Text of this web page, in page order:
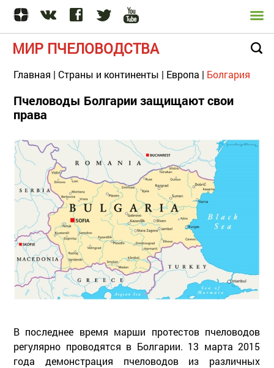
МИР ПЧЕЛОВОДСТВА
Главная | Страны и континенты | Европа | Болгария
Пчеловоды Болгарии защищают свои
права
В последнее время марши протестов пчеловодов
регулярно проводятся в Болгарии. 13 марта 2015
года демонстрация пчеловодов из различных